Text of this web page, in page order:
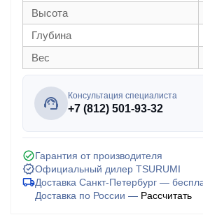
Высота
Глубина
Вес
Консультация специалиста
+7 (812) 501-93-32
Гарантия от производителя
Официальный дилер TSURUMI
Доставка Санкт-Петербург —
Доставка по России — Рассчитать